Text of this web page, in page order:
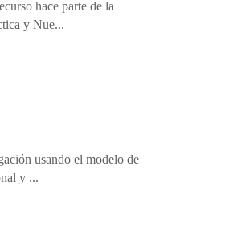
hace parte de la
y Nue...
usando el modelo de
y ...